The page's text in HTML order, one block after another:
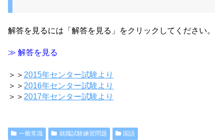
解答を見るには「解答を見る」をクリックしてください。
≫ 解答を見る
＞＞ 2015年センター試験より
＞＞ 2016年センター試験より
＞＞ 2017年センター試験より
一般常識 就職試験練習問題 国語